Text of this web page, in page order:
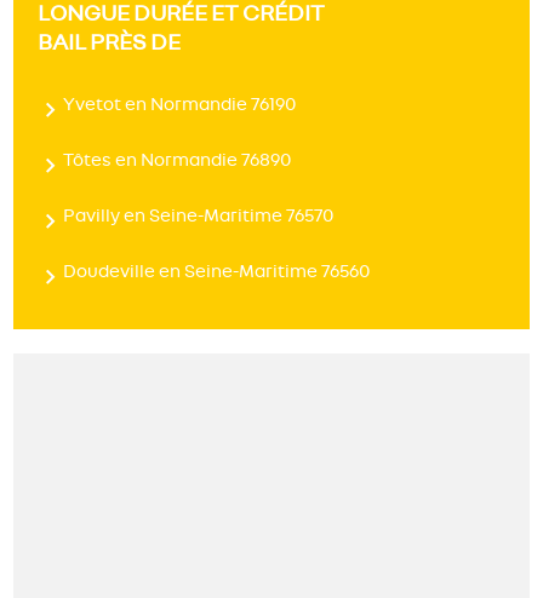
LONGUE DURÉE ET CRÉDIT
BAIL PRÈS DE
Yvetot en Normandie 76190
Tôtes en Normandie 76890
Pavilly en Seine-Maritime 76570
Doudeville en Seine-Maritime 76560